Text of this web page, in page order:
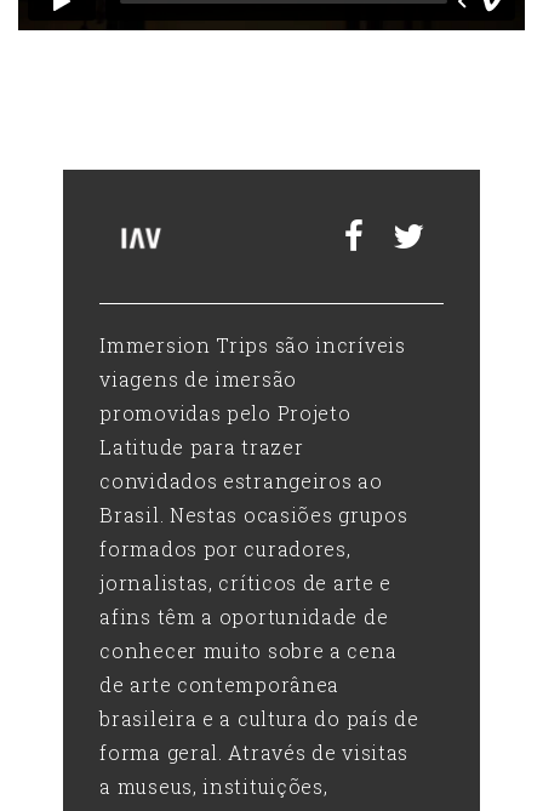
Immersion Trips são incríveis
viagens de imersão
promovidas pelo Projeto
Latitude para trazer
convidados estrangeiros ao
Brasil. Nestas ocasiões grupos
formados por curadores,
jornalistas, críticos de arte e
afins têm a oportunidade de
conhecer muito sobre a cena
de arte contemporânea
brasileira e a cultura do país de
forma geral. Através de visitas
a museus, instituições,